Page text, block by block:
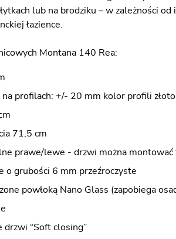
lub na brodziku – w zależności
łazience.
Montana 140 Rea:
profilach: +/- 20 mm kolor profili
71,5 cm
prawe/lewe - drzwi można
o grubości 6 mm przeźroczyste
powłoką Nano Glass (zapobiega
drzwi “Soft closing”